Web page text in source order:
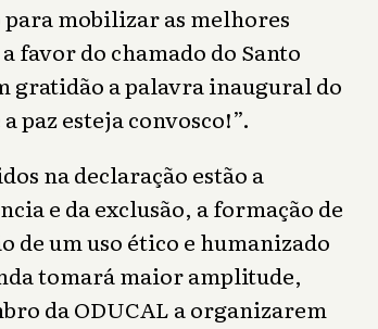
mobilizar as melhores
favor do chamado do Santo
gratidão a palavra inaugural do
paz esteja convosco!”.
na declaração estão a
e da exclusão, a formação de
de um uso ético e humanizado
tomará maior amplitude,
da ODUCAL a organizarem